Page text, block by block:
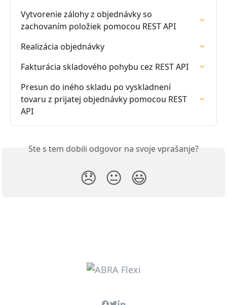
Vytvorenie zálohy z objednávky so
zachovaním položiek pomocou REST API
Realizácia objednávky
Fakturácia skladového pohybu cez REST API
Presun do iného skladu po vyskladnení
tovaru z prijatej objednávky pomocou REST
API
Ste s tem dobili odgovor na svoje vprašanje?
😞 😐 😃